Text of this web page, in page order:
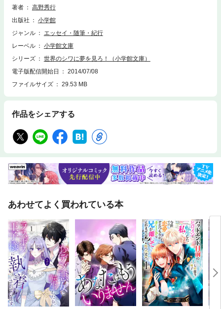
込んでいく。初デートでは奥多摩の洞窟に突入、コンゴの密林でカロリー
人を相手に格闘……。 単行本未収録のエピソードを7篇追加、あまりの
くだらなさに著者自ら「こんなバカな本は最後にしたい」と嘆く、爆笑探
を画像にした電子書籍です。文字サイズだけを拡大・縮小することはでき
ませんので、予めご了承ください。 試し読みファイルにより、ご購入前に
お手持ちの端末での表示をご確認ください。
著者
高野秀行
出版社
小学館
ジャンル
エッセイ・随筆・紀行
レーベル
小学館文庫
シリーズ
世界のシワに夢を見ろ！（小学館文庫）
電子版配信開始日
2014/07/08
ファイルサイズ
29.53 MB
作品をシェアする
あわせてよく買われている本